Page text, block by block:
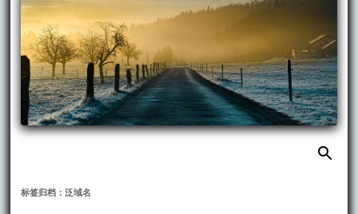
搜
索：
标签归档：泛域名